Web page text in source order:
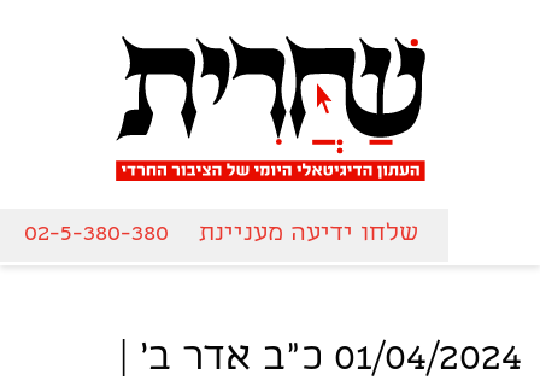
שלחו ידיעה מעניינת 02-5-380-380
01/04/2024 כ"ב אדר ב' |